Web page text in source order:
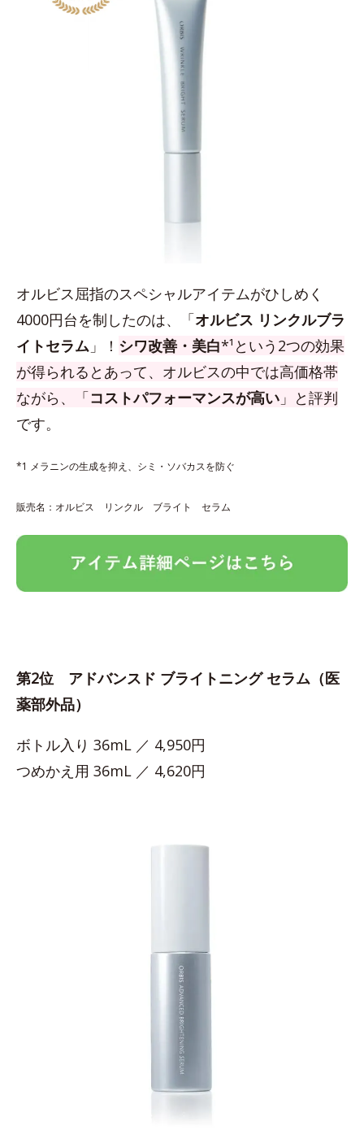
オルビス屈指のスペシャルアイテムがひしめく
4000円台を制したのは、「オルビス リンクルブラ
イトセラム 」！ シワ改善・美白*¹という2つの効果
が得られるとあって、オルビスの中では高価格帯
ながら、「コストパフォーマンスが高い 」と評判
です。
*1 メラニンの生成を抑え、シミ・ソバカスを防ぐ
販売名：オルビス リンクル ブライト セラム
第2位 アドバンスド ブライトニング セラム（医
薬部外品）
ボトル入り 36mL ／ 4,950円
つめかえ用 36mL ／ 4,620円